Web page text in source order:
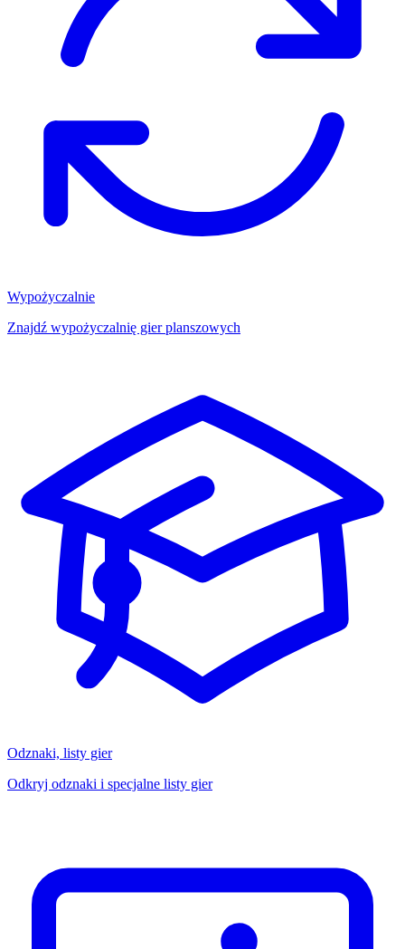
Wypożyczalnie
Znajdź wypożyczalnię gier planszowych
Odznaki, listy gier
Odkryj odznaki i specjalne listy gier